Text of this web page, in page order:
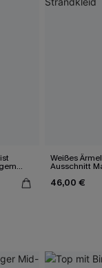
Weißes
Ausschnitt
46,00 €